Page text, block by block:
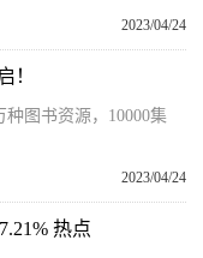
2023/04/24
！
种图书资源，10000集
2023/04/24
热点